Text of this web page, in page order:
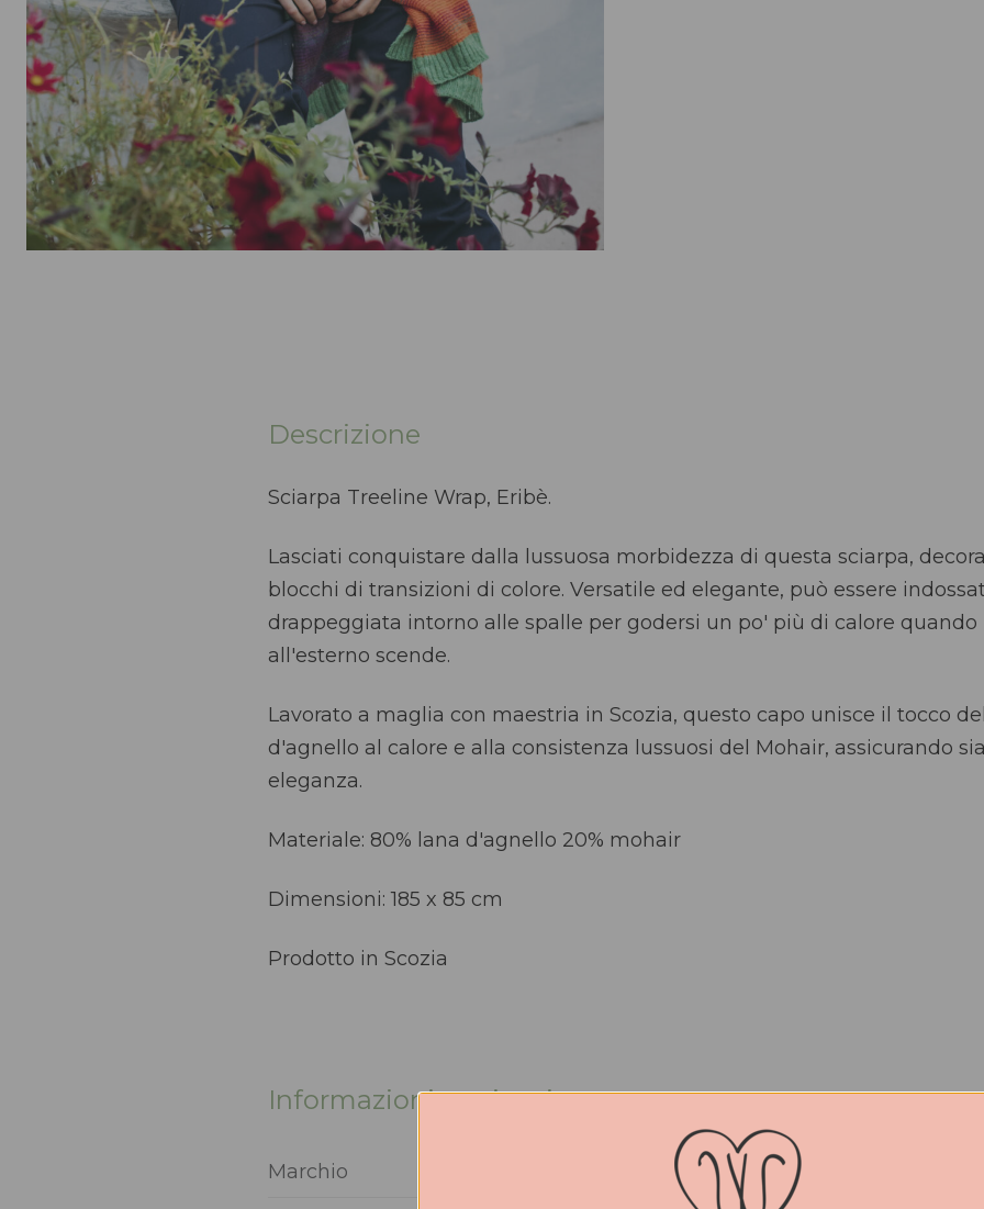
Descrizione
Sciarpa Treeline Wrap, Eribè.
Lasciati conquistare dalla lussuosa morbidezza di questa sciarpa,
blocchi di transizioni di colore. Versatile ed elegante, può essere
drappeggiata intorno alle spalle per godersi un po' più di calore
all'esterno scende.
Lavorato a maglia con maestria in Scozia, questo capo unisce il tocco
d'agnello al calore e alla consistenza lussuosi del Mohair, assicurando
eleganza.
Materiale: 80% lana d'agnello 20% mohair
Dimensioni: 185 x 85 cm
Prodotto in Scozia
Informazioni aggiuntive
Marchio